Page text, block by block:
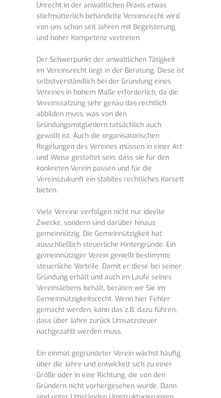
Unrecht in der anwaltlichen Praxis etwas
stiefmütterlich behandelte Vereinsrecht wird
von uns schon seit Jahren mit Begeisterung
und hoher Kompetenz vertreten.
Der Schwerpunkt der anwaltlichen Tätigkeit
im Vereinsrecht liegt in der Beratung. Diese ist
selbstverständlich bei der Gründung eines
Vereines in hohem Maße erforderlich, da die
Vereinssatzung sehr genau das rechtlich
abbilden muss, was von den
Gründungsmitgliedern tatsächlich auch
gewollt ist. Auch die organisatorischen
Regelungen des Vereines müssen in einer Art
und Weise gestaltet sein, dass sie für den
konkreten Verein passen und für die
Vereinszukunft ein stabiles rechtliches Korsett
bieten.
Viele Vereine verfolgen nicht nur ideelle
Zwecke, sondern sind darüber hinaus
gemeinnützig. Die Gemeinnützigkeit hat
ausschließlich steuerliche Hintergründe. Ein
gemeinnütziger Verein genießt bestimmte
steuerliche Vorteile. Damit er diese bei seiner
Gründung erhält und auch im Laufe seines
Vereinslebens behält, beraten wir Sie im
Gemeinnützigkeitsrecht. Wenn hier Fehler
gemacht werden, kann das z.B. dazu führen,
dass über Jahre zurück Umsatzsteuer
nachgezahlt werden muss.
Ein einmal gegründeter Verein wächst häufig
über die Jahre und entwickelt sich zu einer
Größe oder in eine Richtung, die von den
Gründern nicht vorhergesehen wurde. Dann